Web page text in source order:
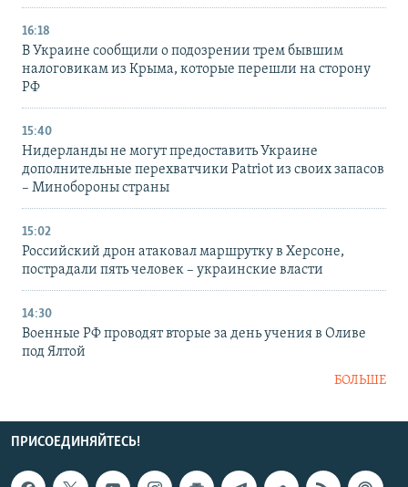
16:18
В Украине сообщили о подозрении трем бывшим
налоговикам из Крыма, которые перешли на сторону
РФ
15:40
Нидерланды не могут предоставить Украине
дополнительные перехватчики Patriot из своих запасов
– Минобороны страны
15:02
Российский дрон атаковал маршрутку в Херсоне,
пострадали пять человек – украинские власти
14:30
Военные РФ проводят вторые за день учения в Оливе
под Ялтой
БОЛЬШЕ
ПРИСОЕДИНЯЙТЕСЬ!